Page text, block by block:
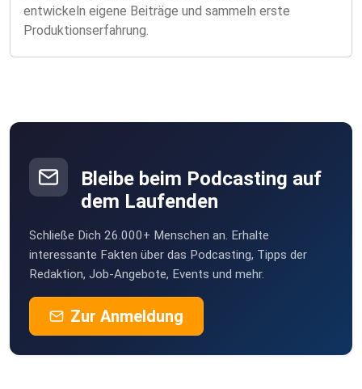
entwickeln eigene Beiträge und sammeln erste
Produktionserfahrung.
Bleibe beim Podcasting auf
dem Laufenden
Schließe Dich 26.000+ Menschen an. Erhalte
interessante Fakten über das Podcasting, Tipps der
Redaktion, Job-Angebote, Events und mehr.
Zur Anmeldung